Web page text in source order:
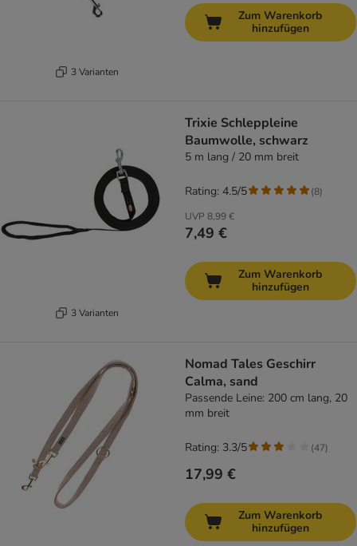
3 Varianten
Zum Warenkorb
hinzufügen
3 Varianten
Trixie Schleppleine
Baumwolle, schwarz
5 m lang / 20 mm breit
UVP 8,99 €
7,49 €
Rating: 4.5/5 (8)
Zum Warenkorb
hinzufügen
Nomad Tales Geschirr
Calma, sand
Passende Leine: 200 cm lang, 20
mm breit
17,99 €
Rating: 3.3/5 (47)
Zum Warenkorb
hinzufügen